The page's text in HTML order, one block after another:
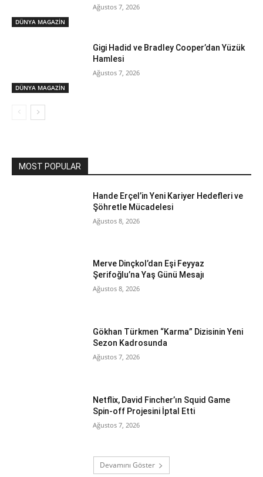
DÜNYA MAGAZİN
Ağustos 7, 2026
DÜNYA MAGAZİN
Gigi Hadid ve Bradley Cooper’dan Yüzük
Hamlesi
Ağustos 7, 2026
MOST POPULAR
Hande Erçel’in Yeni Kariyer Hedefleri ve
Şöhretle Mücadelesi
Ağustos 8, 2026
Merve Dinçkol’dan Eşi Feyyaz
Şerifoğlu’na Yaş Günü Mesajı
Ağustos 8, 2026
Gökhan Türkmen “Karma” Dizisinin Yeni
Sezon Kadrosunda
Ağustos 7, 2026
Netflix, David Fincher’ın Squid Game
Spin-off Projesini İptal Etti
Ağustos 7, 2026
Devamını Göster